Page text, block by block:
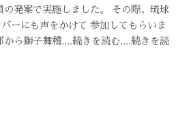
の発案で実施しました。 その際、琉球
ーにも声をかけて 参加してもらいま
から獅子舞稽....続きを読む....続きを読